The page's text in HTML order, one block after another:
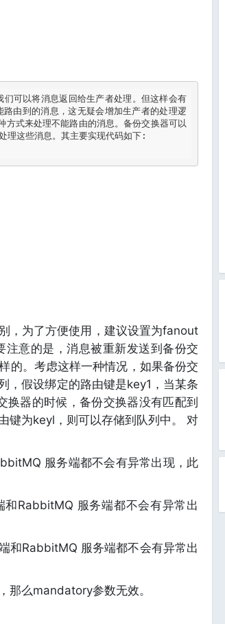
可以将消息返回给生产者处理。但这样会有
由到的消息，这无疑会增加生产者的处理逻
式来处理不能路由的消息。备份交换器可以
理这些消息。其主要实现代码如下:
，为了方便使用，建议设置为fanout
意的是，消息被重新发送到备份交
的。考虑这样一种情况，如果备份交
，假设绑定的路由键是key1，当某条
器的时候，备份交换器没有匹配到
键为keyl，则可以存储到队列中。 对
服务端都不会有异常出现，此
RabbitMQ 服务端都不会有异常出
和RabbitMQ 服务端都不会有异常出
那么mandatory参数无效。